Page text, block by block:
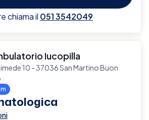
chiama il 051 3542049
Iucopilla
10 - 37036 San Martino Buon